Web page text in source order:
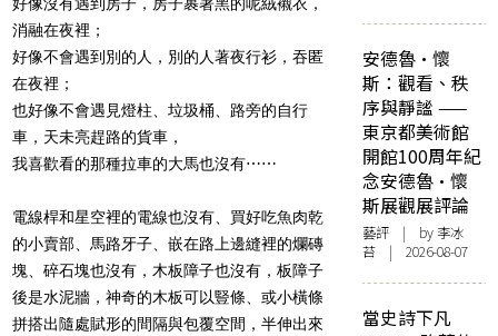
消融在夜裡；
好像不會遇到別的人，別的人著夜行衫，吞匿
在夜裡；
也好像不會遇見燈柱、垃圾桶、路旁的自行
車，天未亮趕路的貨車，
我喜歡看的那種拉車的大馬也沒有⋯⋯
電線桿和星空裡的電線也沒有、買好吃魚肉乾
的小賣部、馬路牙子、嵌在路上邊縫裡的爛磚
塊、碎石塊也沒有，木板障子也沒有，板障子
後是水泥牆，神奇的木板可以豎條、或小橫條
拼搭出隨處賦形的間隔與包覆空間，半伸出來
安德魯·懷
斯：觀看、秩
序與靜謐 ——
東京都美術館
開館100周年紀
念安德魯·懷
斯展觀展評論
藝評 | by 李冰
苔 | 2026-08-07
當史詩下凡